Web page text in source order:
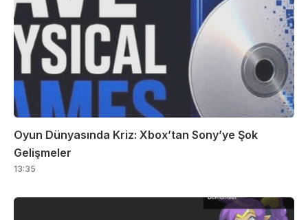
Oyun Dünyasında Kriz: Xbox’tan Sony’ye Şok
Gelişmeler
13:35